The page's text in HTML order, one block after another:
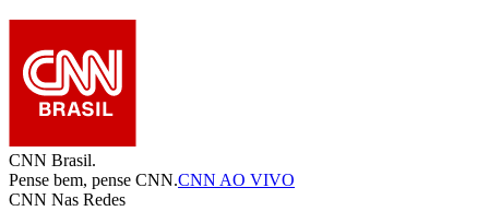
CNN Brasil.
Pense bem, pense CNN.CNN AO VIVO
CNN Nas Redes